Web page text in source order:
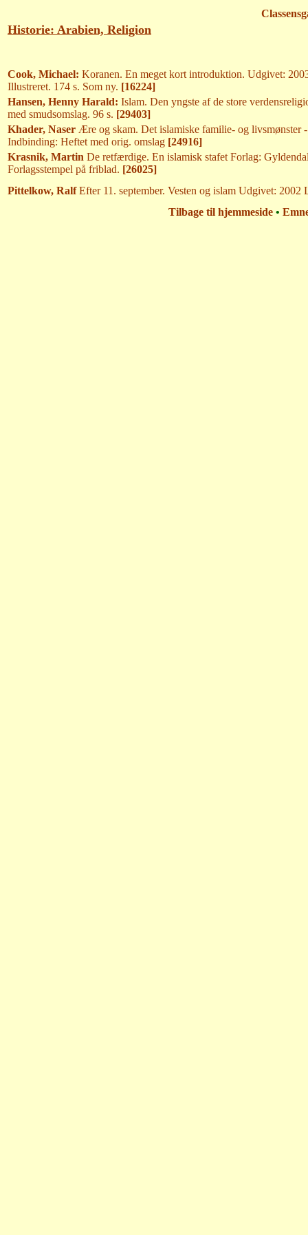
Historie: Arabien, Religion
Cook, Michael: Koranen. En meget kort introduktion. Udgivet:
Illustreret. 174 s. Som ny. [16224]
Hansen, Henny Harald: Islam. Den yngste af de store
med smudsomslag. 96 s. [29403]
Khader, Naser Ære og skam. Det islamiske familie- og livsmønster
Indbinding: Heftet med orig. omslag [24916]
Krasnik, Martin De retfærdige. En islamisk stafet Forlag:
Forlagsstempel på friblad. [26025]
Pittelkow, RalfEfter 11. september. Vesten og islam Udgivet:
Tilbage til hjemmeside •